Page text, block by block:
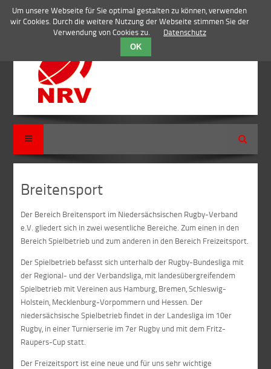
Suche
Breitensport
Der Bereich Breitensport im Niedersächsischen Rugby-Verband
e.V. gliedert sich in zwei wesentliche Bereiche. Zum einen in den
Bereich Spielbetrieb und zum anderen in den Bereich Freizeitsport.
Der Spielbetrieb befasst sich unterhalb der Rugby-Bundesliga mit
der Regional- und der Verbandsliga, mit landesübergreifendem
Spielbetrieb mit Vereinen aus Hamburg, Bremen, Schleswig-
Holstein, Mecklenburg-Vorpommern und Hessen. Der
niedersächsische Spielbetrieb findet in der Landesliga im 10er
Rugby, in einer Turnierserie im 7er Rugby und mit dem Fritz-
Raupers-Cup statt.
Der Freizeitsport ist eine neue und für uns sehr wichtige
Um unsere Webseite für Sie optimal gestalten zu können, verwenden
wir Cookies. Durch die weitere Nutzung der Webseite stimmen Sie der
Verwendung von Cookies zu.
Datenschutz
OK